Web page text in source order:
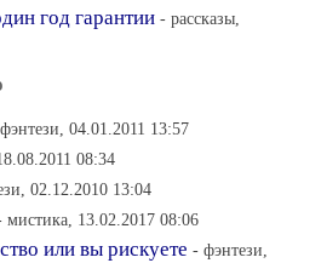
год гарантии - рассказы,
04.01.2011 13:57
08:34
02.12.2010 13:04
мистика, 13.02.2017 08:06
или вы рискуете - фэнтези,